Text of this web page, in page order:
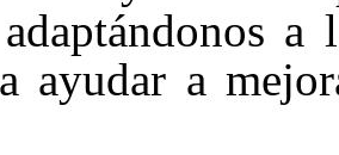
adaptándonos
ayudar a